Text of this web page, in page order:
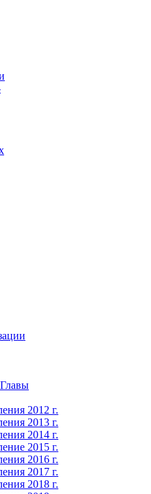
2012 г.
2013 г.
2014 г.
2015 г.
2016 г.
2017 г.
2018 г.